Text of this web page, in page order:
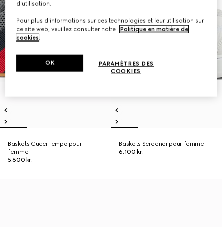
Baskets Gucci Tempo pour
femme
5.600 kr.
Baskets Screener pour femme
6.100 kr.
d'utilisation.
Pour plus d'informations sur ces technologies et leur utilisation sur
ce site web, veuillez consulter notre
Politique en matière de
cookies.
PARAMÈTRES DES
COOKIES
OK